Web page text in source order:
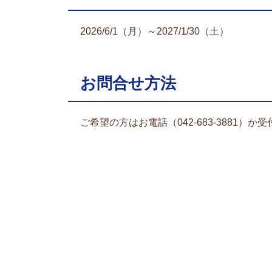
2026/6/1（月）～2027/1/30（土）
お問合せ方法
ご希望の方はお電話（042-683-3881）か受